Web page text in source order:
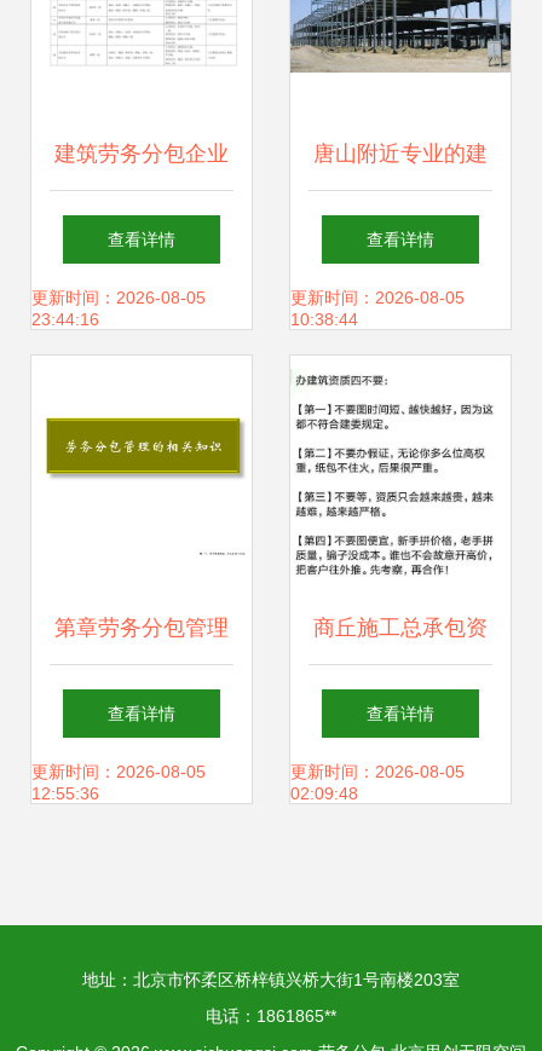
建筑劳务分包企业
资质考核不达标 施
工总承包方应如何
查看详情
更新时间：2026-08-05
23:44:16
唐山附近专业的建
筑劳务分包规划设
计
查看详情
更新时间：2026-08-05
10:38:44
第章劳务分包管理
的相关知识.ppt
查看详情
更新时间：2026-08-05
12:55:36
商丘施工总承包资
质等级申请与代办
注意事项 周全准备
查看详情
更新时间：2026-08-05
02:09:48
地址：北京市怀柔区桥梓镇兴桥大街1号南楼203室
电话：1861865**